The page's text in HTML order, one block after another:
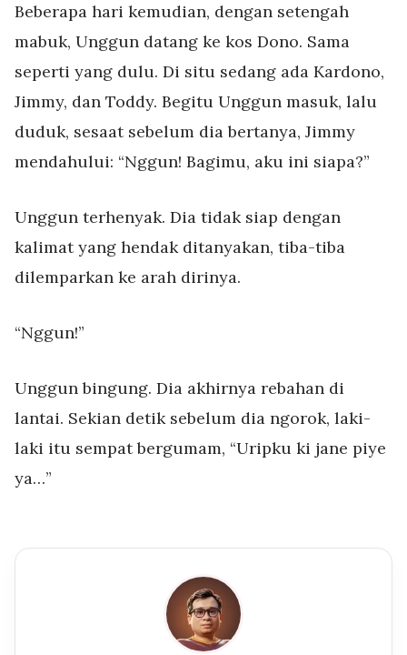
Beberapa hari kemudian, dengan setengah
mabuk, Unggun datang ke kos Dono. Sama
seperti yang dulu. Di situ sedang ada Kardono,
Jimmy, dan Toddy. Begitu Unggun masuk, lalu
duduk, sesaat sebelum dia bertanya, Jimmy
mendahului: “Nggun! Bagimu, aku ini siapa?”
Unggun terhenyak. Dia tidak siap dengan
kalimat yang hendak ditanyakan, tiba-tiba
dilemparkan ke arah dirinya.
“Nggun!”
Unggun bingung. Dia akhirnya rebahan di
lantai. Sekian detik sebelum dia ngorok, laki-
laki itu sempat bergumam, “Uripku ki jane piye
ya…”